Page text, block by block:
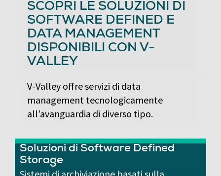
SCOPRI LE SOLUZIONI DI
SOFTWARE DEFINED E
DATA MANAGEMENT
DISPONIBILI CON V-
VALLEY
V-Valley offre servizi di data
management tecnologicamente
all’avanguardia di diverso tipo.
Soluzioni di Software Defined
Storage